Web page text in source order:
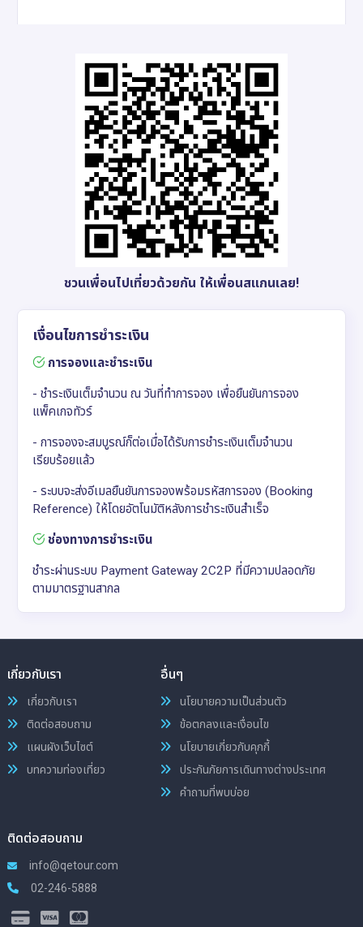
ชวนเพื่อนไปเที่ยวด้วยกัน ให้เพื่อนสแกนเลย!
เงื่อนไขการชำระเงิน
การจองและชำระเงิน
- ชำระเงินเต็มจำนวน ณ วันที่ทำการจอง เพื่อยืนยันการจอง
แพ็คเกจทัวร์
- การจองจะสมบูรณ์ก็ต่อเมื่อได้รับการชำระเงินเต็มจำนวน
เรียบร้อยแล้ว
- ระบบจะส่งอีเมลยืนยันการจองพร้อมรหัสการจอง (Booking
Reference) ให้โดยอัตโนมัติหลังการชำระเงินสำเร็จ
ช่องทางการชำระเงิน
ชำระผ่านระบบ Payment Gateway 2C2P ที่มีความปลอดภัย
ตามมาตรฐานสากล
เกี่ยวกับเรา
เกี่ยวกับเรา
ติดต่อสอบถาม
แผนผังเว็บไซต์
บทความท่องเที่ยว
อื่นๆ
นโยบายความเป็นส่วนตัว
ข้อตกลงและเงื่อนไข
นโยบายเกี่ยวกับคุกกี้
ประกันภัยการเดินทางต่างประเทศ
คำถามที่พบบ่อย
ติดต่อสอบถาม
info@qetour.com
02-246-5888